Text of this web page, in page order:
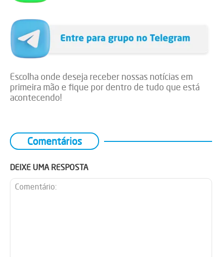
Escolha onde deseja receber nossas notícias em
primeira mão e fique por dentro de tudo que está
acontecendo!
Comentários
DEIXE UMA RESPOSTA